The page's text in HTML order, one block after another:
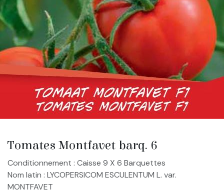
Tomates Montfavet barq. 6
Conditionnement : Caisse 9 X 6 Barquettes
Nom latin : LYCOPERSICOM ESCULENTUM L. var.
MONTFAVET